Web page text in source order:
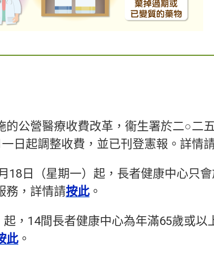
的公營醫療收費改革，衞生署於二○二
日起調整收費，並已刊登憲報。詳情
18日（星期一）起，長者健康中心只
務，詳情請按此。​
，14間長者健康中心為年滿65歲或
此。